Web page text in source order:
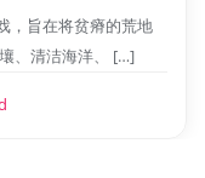
，旨在将贫瘠的荒地
、清洁海洋、 […]